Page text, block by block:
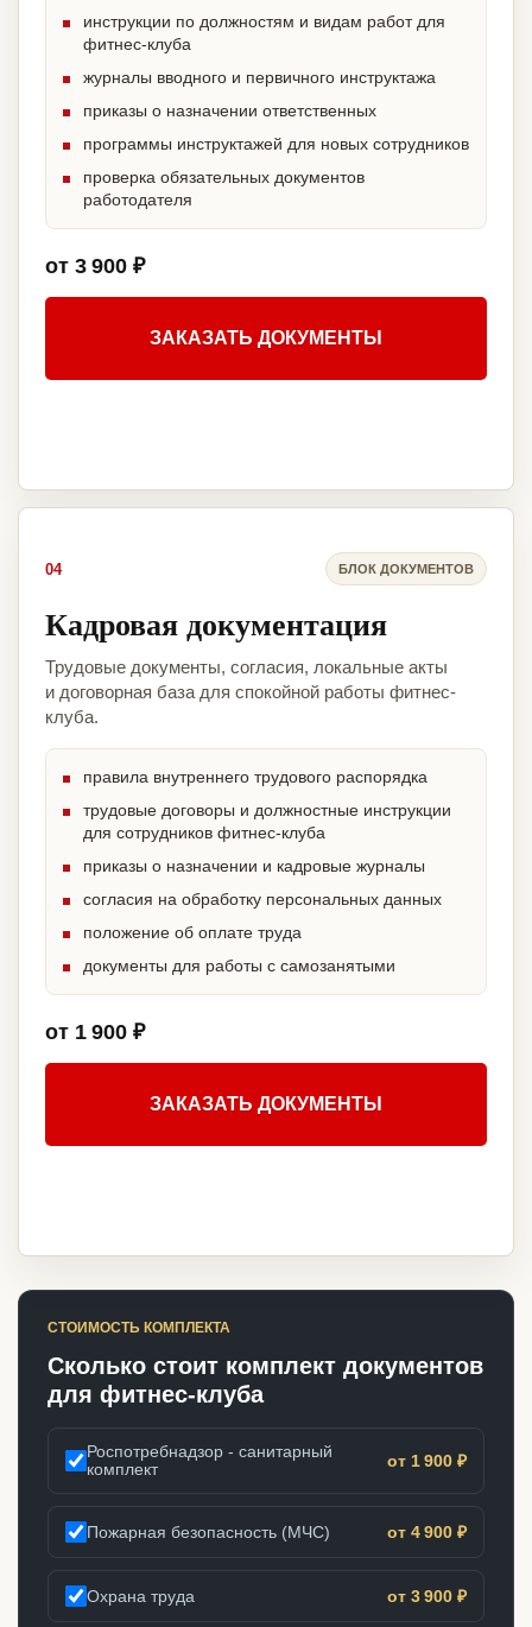
инструкции по должностям и видам работ для
фитнес-клуба
журналы вводного и первичного инструктажа
приказы о назначении ответственных
программы инструктажей для новых сотрудников
проверка обязательных документов
работодателя
от 3 900 ₽
ЗАКАЗАТЬ ДОКУМЕНТЫ
04 БЛОК ДОКУМЕНТОВ
Кадровая документация
Трудовые документы, согласия, локальные акты
и договорная база для спокойной работы фитнес-
клуба.
правила внутреннего трудового распорядка
трудовые договоры и должностные инструкции
для сотрудников фитнес-клуба
приказы о назначении и кадровые журналы
согласия на обработку персональных данных
положение об оплате труда
документы для работы с самозанятыми
от 1 900 ₽
ЗАКАЗАТЬ ДОКУМЕНТЫ
СТОИМОСТЬ КОМПЛЕКТА
Сколько стоит комплект документов
для фитнес-клуба
Роспотребнадзор - санитарный
комплект
от 1 900 ₽
Пожарная безопасность (МЧС) от 4 900 ₽
Охрана труда от 3 900 ₽